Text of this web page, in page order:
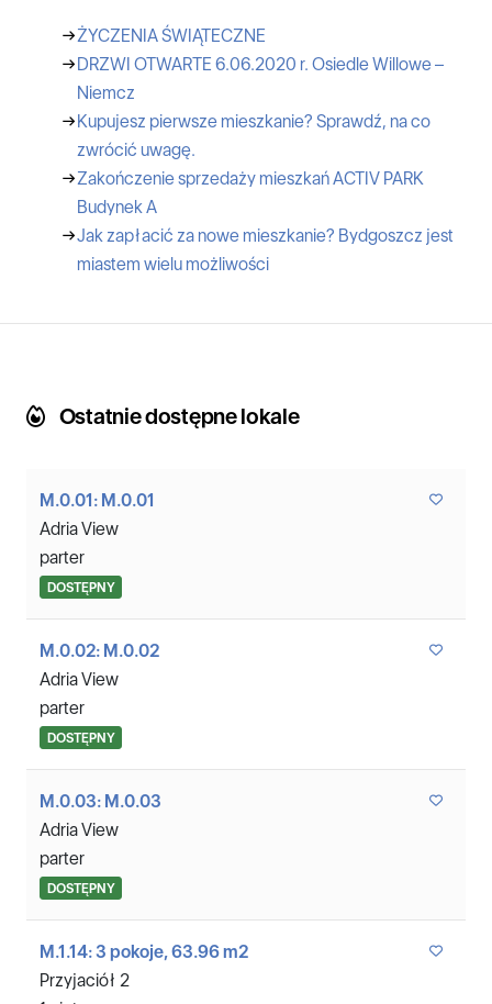
→ŻYCZENIA ŚWIĄTECZNE
→DRZWI OTWARTE 6.06.2020 r. Osiedle Willowe –
Niemcz
→Kupujesz pierwsze mieszkanie? Sprawdź, na co
zwrócić uwagę.
→Zakończenie sprzedaży mieszkań ACTIV PARK
Budynek A
→Jak zapłacić za nowe mieszkanie? Bydgoszcz jest
miastem wielu możliwości
Ostatnie dostępne lokale
M.0.01: M.0.01
Adria View
parter
DOSTĘPNY
M.0.02: M.0.02
Adria View
parter
DOSTĘPNY
M.0.03: M.0.03
Adria View
parter
DOSTĘPNY
M.1.14: 3 pokoje, 63.96 m2
Przyjaciół 2